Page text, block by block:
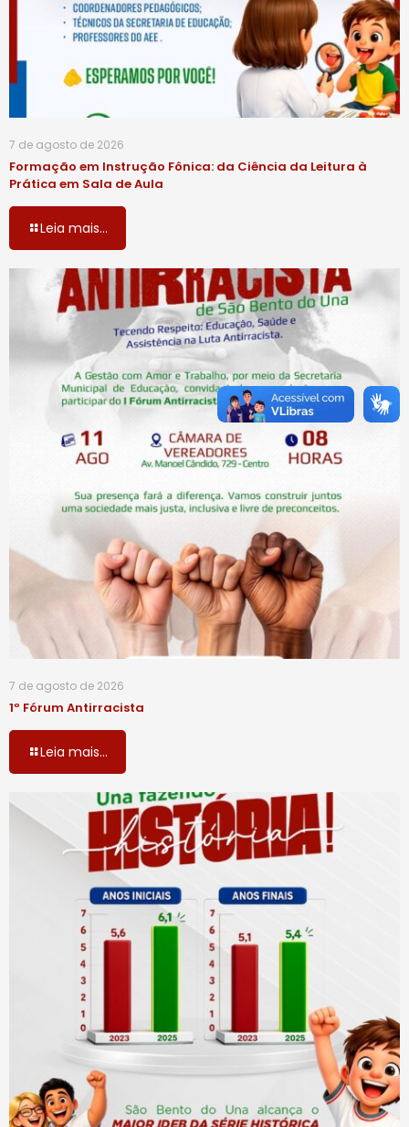
7 de agosto de 2026
Formação em Instrução Fônica: da Ciência da Leitura à
Prática em Sala de Aula
Leia mais...
7 de agosto de 2026
1º Fórum Antirracista
Leia mais...